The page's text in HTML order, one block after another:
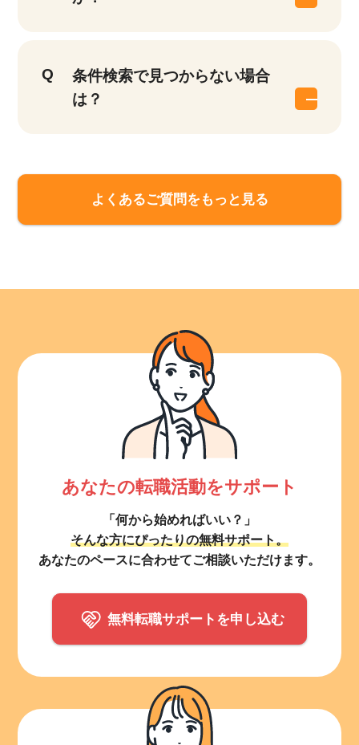
条件検索で見つからない場合
は？
よくあるご質問をもっと見る
あなたの転職活動をサポート
「何から始めればいい？」
そんな方にぴったりの無料サポート。
あなたのペースに合わせてご相談いただけます。
無料転職サポートを申し込む